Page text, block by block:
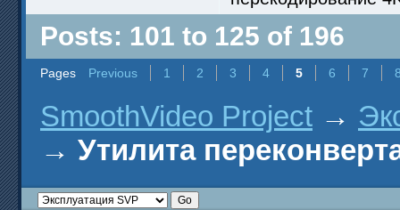
Posts: 101 to 125 of 196
Pages Previous 1 2 3 4 5 6 7
SmoothVideo Project →
→ Утилита